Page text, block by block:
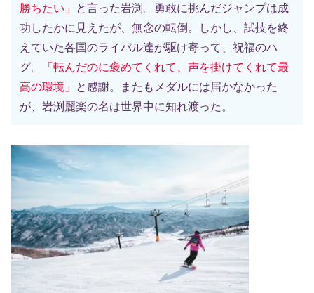
勝ちたい」
と言った岩渕。勇敢に挑んだジャンプは成
功したかに見えたが、無念の転倒。しかし、試技を終
えていた各国のライバル達が駆け寄って、祝福のハ
グ。
「転んだのに褒めてくれて、声を掛けてくれて最
高の環境」
と感謝。またもメダルには届かなかった
が、岩渕麗楽の名は世界中に知れ渡った。